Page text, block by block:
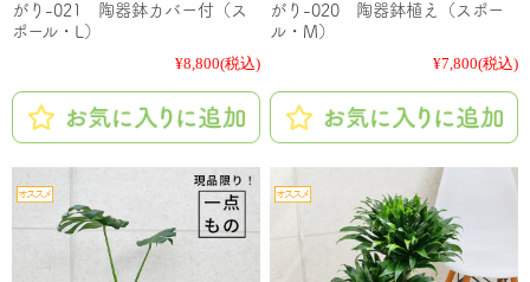
がり-021 陶器鉢カバー付（ス
ポール・L）
¥8,800(税込)
がり-020 陶器鉢植え（スポー
ル・M）
¥7,800(税込)